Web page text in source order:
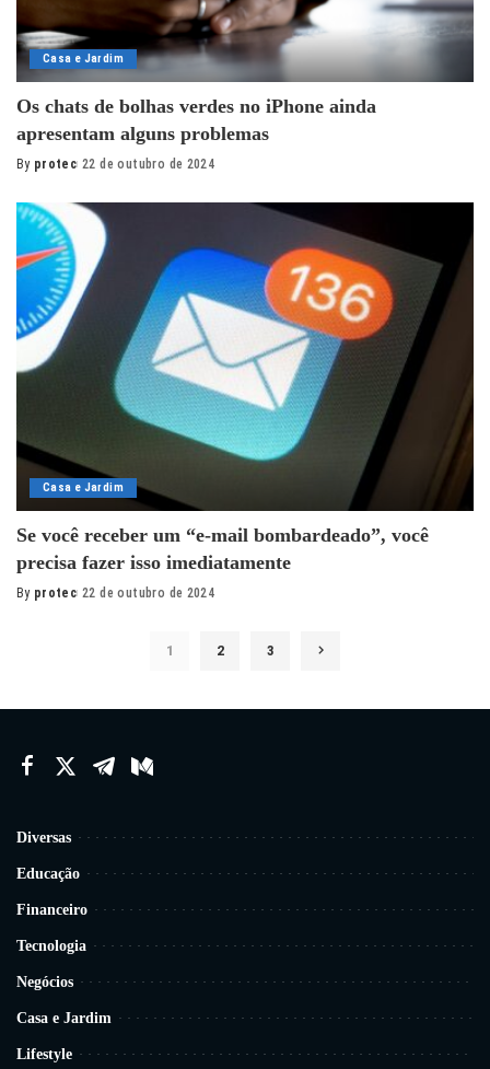
Casa e Jardim
Os chats de bolhas verdes no iPhone ainda
apresentam alguns problemas
Posted
By protec 22 de outubro de 2024
Casa e Jardim
Se você receber um “e-mail bombardeado”, você
precisa fazer isso imediatamente
Posted
By protec 22 de outubro de 2024
1 2 3
Diversas
Educação
Financeiro
Tecnologia
Negócios
Casa e Jardim
Lifestyle